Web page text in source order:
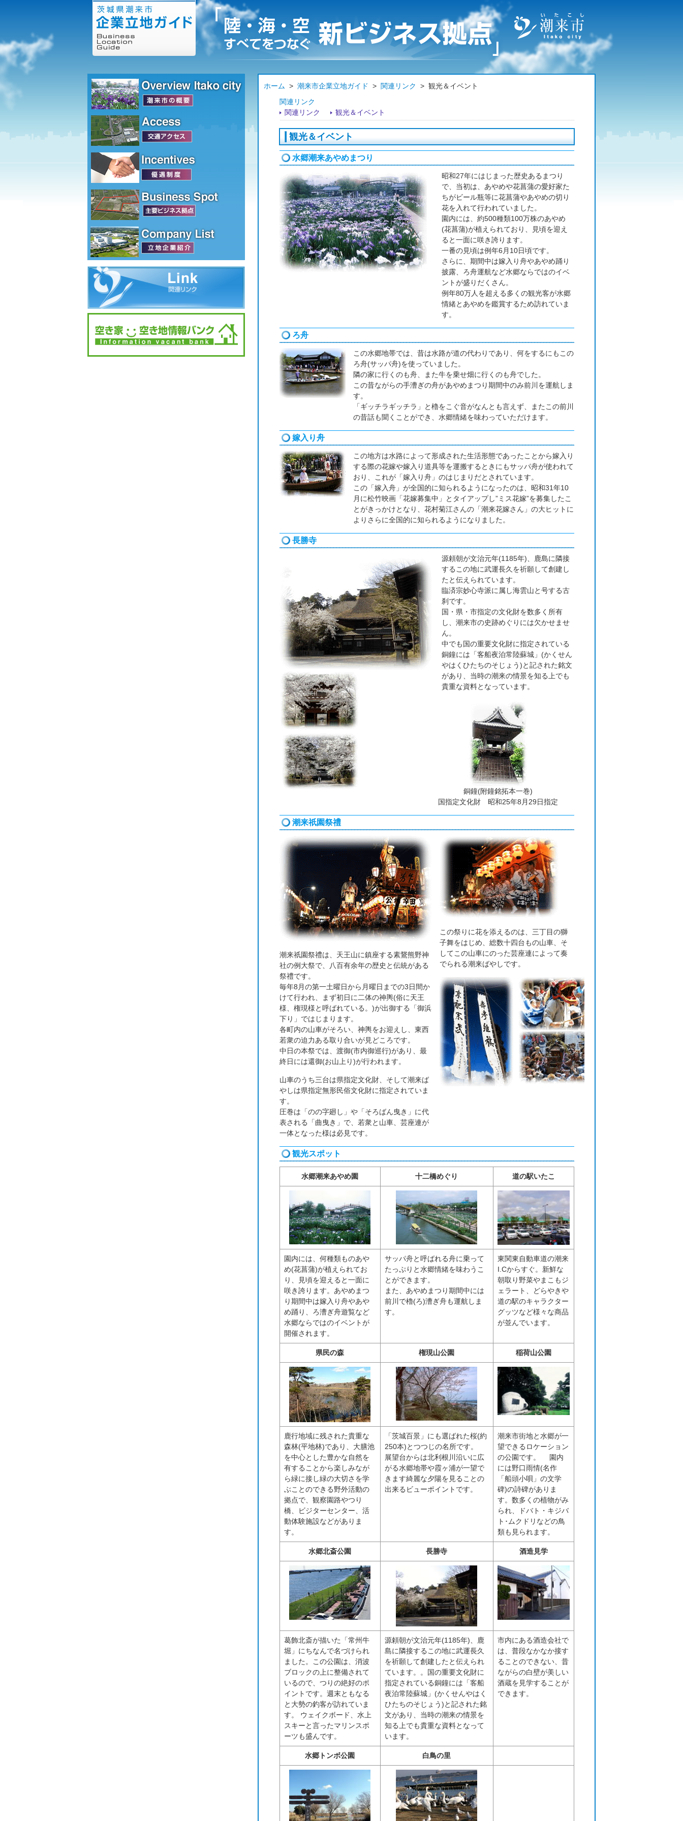
ホーム > 潮来市企業立地ガイド > 関連リンク > 観光＆イベント
関連リンク
関連リンク
観光＆イベント
観光＆イベント
水郷潮来あやめまつり
昭和27年にはじまった歴史あるまつり
で、当初は、あやめや花菖蒲の愛好家た
ちがビール瓶等に花菖蒲やあやめの切り
花を入れて行われていました。
園内には、約500種類100万株のあやめ
(花菖蒲)が植えられており、見頃を迎え
ると一面に咲き誇ります。
一番の見頃は例年6月10日頃です。
さらに、期間中は嫁入り舟やあやめ踊り
披露、ろ舟運航など水郷ならではのイベ
ントが盛りだくさん。
例年80万人を超える多くの観光客が水郷
情緒とあやめを鑑賞するため訪れていま
す。
ろ舟
この水郷地帯では、昔は水路が道の代わりであり、何をするにもこの
ろ舟(サッパ舟)を使っていました。
隣の家に行くのも舟、また牛を乗せ畑に行くのも舟でした。
この昔ながらの手漕ぎの舟があやめまつり期間中のみ前川を運航しま
す。
「ギッチラギッチラ」と櫓をこぐ音がなんとも言えず、またこの前川
の昔話も聞くことができ、水郷情緒を味わっていただけます。
嫁入り舟
この地方は水路によって形成された生活形態であったことから嫁入り
する際の花嫁や嫁入り道具等を運搬するときにもサッパ舟が使われて
おり、これが「嫁入り舟」のはじまりだとされています。
この「嫁入舟」が全国的に知られるようになったのは、昭和31年10
月に松竹映画「花嫁募集中」とタイアップし”ミス花嫁”を募集したこ
とがきっかけとなり、花村菊江さんの「潮来花嫁さん」の大ヒットに
よりさらに全国的に知られるようになりました。
長勝寺
源頼朝が文治元年(1185年)、鹿島に隣接
するこの地に武運長久を祈願して創建し
たと伝えられています。
臨済宗妙心寺派に属し海雲山と号する古
刹です。
国・県・市指定の文化財を数多く所有
し、潮来市の史跡めぐりには欠かせませ
ん。
中でも国の重要文化財に指定されている
銅鐘には「客船夜泊常陸蘇城」(かくせん
やはくひたちのそじょう)と記された銘文
があり、当時の潮来の情景を知る上でも
貴重な資料となっています。
銅鐘(附鐘銘拓本一巻)
国指定文化財 昭和25年8月29日指定
潮来祇園祭禮
潮来祇園祭禮は、天王山に鎮座する素鵞熊野神
社の例大祭で、八百有余年の歴史と伝統がある
祭禮です。
毎年8月の第一土曜日から月曜日までの3日間か
けて行われ、まず初日に二体の神輿(俗に天王
様、権現様と呼ばれている。)が出御する「御浜
下り」ではじまります。
各町内の山車がそろい、神輿をお迎えし、東西
若衆の迫力ある取り合いが見どころです。
中日の本祭では、渡御(市内御巡行)があり、最
終日には還御(お山上り)が行われます。
山車のうち三台は県指定文化財、そして潮来ば
やしは県指定無形民俗文化財に指定されていま
す。
圧巻は「のの字廻し」や「そろばん曳き」に代
表される「曲曳き」で、若衆と山車、芸座連が
一体となった様は必見です。
この祭りに花を添えるのは、三丁目の獅
子舞をはじめ、総数十四台もの山車、そ
してこの山車にのった芸座連によって奏
でられる潮来ばやしです。
観光スポット
水郷潮来あやめ園 十二橋めぐり 道の駅いたこ
園内には、何種類ものあや
め(花菖蒲)が植えられてお
り、見頃を迎えると一面に
咲き誇ります。あやめまつ
り期間中は嫁入り舟やあや
め踊り、ろ漕ぎ舟遊覧など
水郷ならではのイベントが
開催されます。
サッパ舟と呼ばれる舟に乗って
たっぷりと水郷情緒を味わうこ
とができます。
また、あやめまつり期間中には
前川で櫓(ろ)漕ぎ舟も運航しま
す。
東関東自動車道の潮来
I.Cからすぐ。新鮮な
朝取り野菜やまこもジ
ェラート、どらやきや
道の駅のキャラクター
グッツなど様々な商品
が並んでいます。
県民の森 権現山公園 稲荷山公園
鹿行地域に残された貴重な
森林(平地林)であり、大膳池
を中心とした豊かな自然を
有することから楽しみなが
ら緑に接し緑の大切さを学
ぶことのできる野外活動の
拠点で、観察園路やつり
橋、ビジターセンター、活
動体験施設などがありま
す。
「茨城百景」にも選ばれた桜(約
250本)とつつじの名所です。
展望台からは北利根川沿いに広
がる水郷地帯や霞ヶ浦が一望で
きます綺麗な夕陽を見ることの
出来るビューポイントです。
潮来市街地と水郷が一
望できるロケーション
の公園です。 園内
には野口雨情(名作
「船頭小唄」の文学
碑)の詩碑がありま
す。数多くの植物がみ
られ、ドバト・キジバ
ト･ムクドリなどの鳥
類も見られます。
水郷北斎公園 長勝寺 酒造見学
葛飾北斎が描いた「常州牛
堀」にちなんで名づけられ
ました。この公園は、消波
ブロックの上に整備されて
いるので、つりの絶好のポ
イントです。週末ともなる
と大勢の釣客が訪れていま
す。 ウェイクボード、水上
スキーと言ったマリンスポ
ーツも盛んです。
源頼朝が文治元年(1185年)、鹿
島に隣接するこの地に武運長久
を祈願して創建したと伝えられ
ています。。国の重要文化財に
指定されている銅鐘には「客船
夜泊常陸蘇城」(かくせんやはく
ひたちのそじょう)と記された銘
文があり、当時の潮来の情景を
知る上でも貴重な資料となって
います。
市内にある酒造会社で
は、普段なかなか接す
ることのできない、昔
ながらの白壁が美しい
酒蔵を見学することが
できます。
水郷トンボ公園 白鳥の里